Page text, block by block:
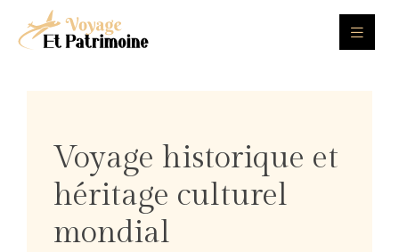
Voyage historique et
héritage culturel
mondial